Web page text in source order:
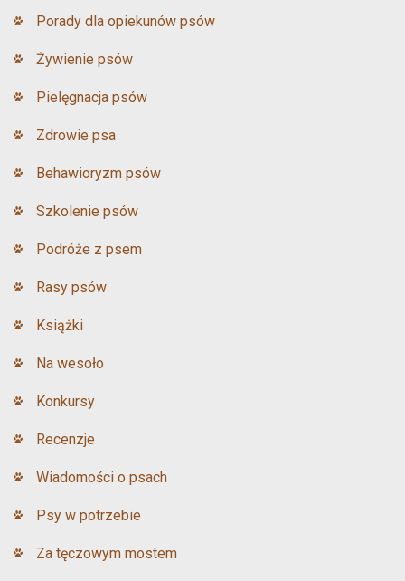
Porady dla opiekunów psów
Żywienie psów
Pielęgnacja psów
Zdrowie psa
Behawioryzm psów
Szkolenie psów
Podróże z psem
Rasy psów
Książki
Na wesoło
Konkursy
Recenzje
Wiadomości o psach
Psy w potrzebie
Za tęczowym mostem